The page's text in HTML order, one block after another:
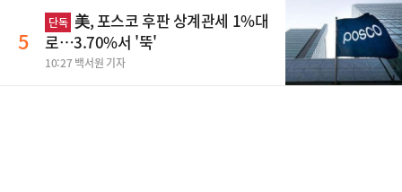
5
단독 美, 포스코 후판 상계관세 1%대
로…3.70%서 '뚝'
10:27 백서원 기자